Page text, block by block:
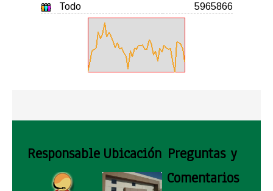
Todo
5965866
Responsable Ubicación Preguntas y
Comentarios